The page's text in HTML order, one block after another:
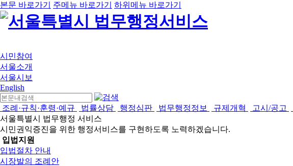
본문 바로가기 주메뉴 바로가기 하위메뉴 바로가기
시민참여
서울소개
서울시보
English
조례·규칙·훈령·예규 법률상담 행정심판 법무행정정보 규제개혁 고시/공고
서울특별시 법무행정 서비스
시민권익증진을 위한 행정서비스를 구현하도록 노력하겠습니다.
입법지원
입법절차 안내
시장발의 조례안